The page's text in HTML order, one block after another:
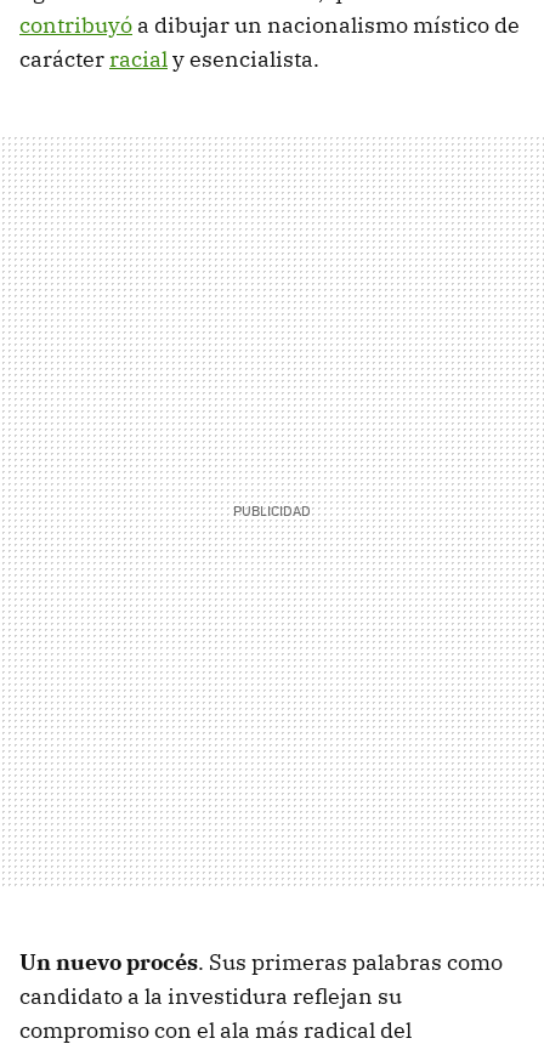
contribuyó a dibujar un nacionalismo místico de
carácterracialy esencialista.
Un nuevo procés. Sus primeras palabras como
candidato a la investidura reflejan su
compromiso con el ala más radical del